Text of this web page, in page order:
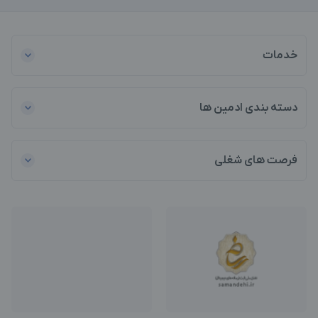
خدمات
دسته بندی ادمین ها
فرصت های شغلی